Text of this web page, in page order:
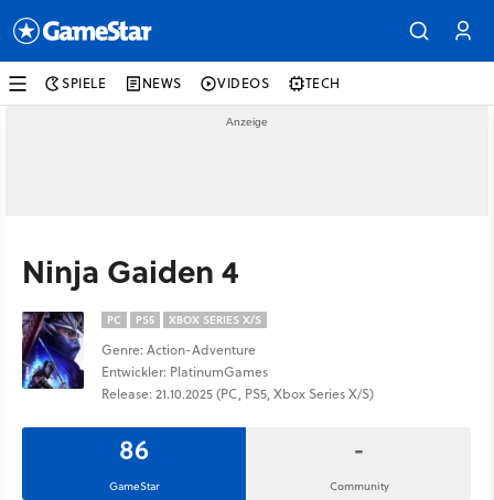
SPIELE NEWS VIDEOS TECH
Ninja Gaiden 4
PC PS5 XBOX SERIES X/S
Genre: Action-Adventure
Entwickler: PlatinumGames
Release: 21.10.2025 (PC, PS5, Xbox Series X/S)
86
GameStar
-
Community